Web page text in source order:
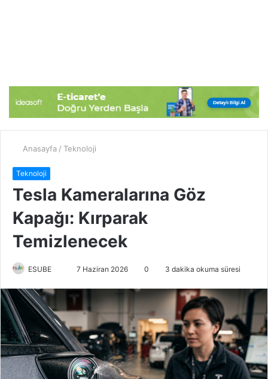
Anasayfa / Teknoloji
Teknoloji
Tesla Kameralarına Göz
Kapağı: Kırparak
Temizlenecek
ESUBE
e
-
p
o
s
7 Haziran 2026 0 3 dakika okuma süresi